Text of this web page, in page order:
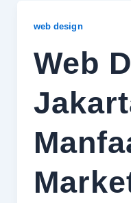
web design
Web